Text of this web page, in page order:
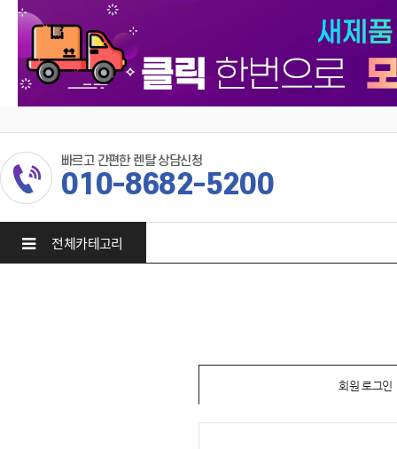
빠르고 간편한 렌탈 상담신청
010-8682-5200
전체카테고리
회원 로그인